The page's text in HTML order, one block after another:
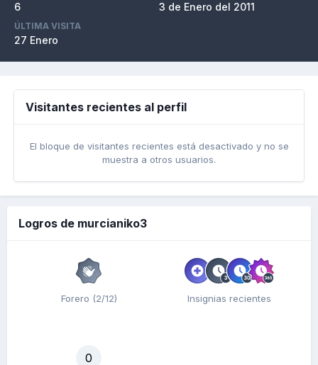
6 3 de Enero del 2011
ÚLTIMA VISITA
27 Enero
Visitantes recientes al perfil
El bloque de visitantes recientes está desactivado y no se
muestra a otros usuarios.
Logros de murcianiko3
Forero (2/12) Insignias recientes
0